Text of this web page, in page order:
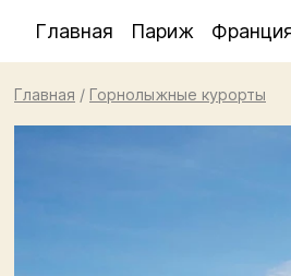
Главная Париж
Главная / Горнолыжные курорты